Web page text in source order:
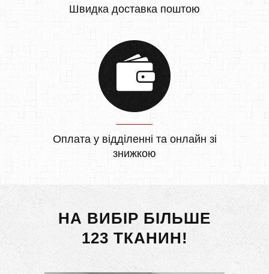
Швидка доставка поштою
Оплата у відділенні та онлайн зі
знижкою
НА ВИБІР БІЛЬШЕ
123 ТКАНИН!